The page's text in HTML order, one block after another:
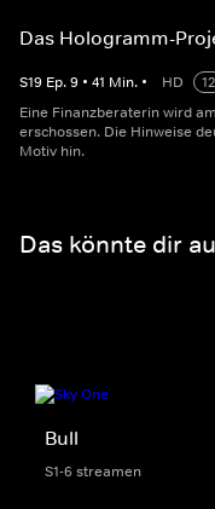
Das Hologramm-
S19 Ep.9 • 41 Min. • HD
12
Eine Finanzberaterin wird
erschossen. Die Hinweise
Motiv hin.
Das könnte dir
Bull
S1-6 streamen